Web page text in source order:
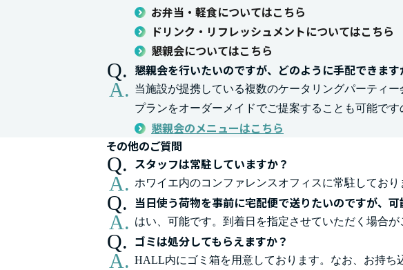
お弁当・軽食についてはこちら
ドリンク・リフレッシュメントについてはこちら
懇親会についてはこちら
懇親会を行いたいのですが、どのように手配できます
当施設が提携している複数のケータリングパーティ
プランをオーダーメイドでご提案することも可能です
懇親会のメニューはこちら
その他のご質問
スタッフは常駐していますか？
ホワイエ内のコンファレンスオフィスに常駐してお
当日使う荷物を事前に宅配便で送りたいのですが、可
はい、可能です。到着日を指定させていただく場合
ゴミは処分してもらえますか？
HALL内にゴミ箱を用意しております。なお、お持